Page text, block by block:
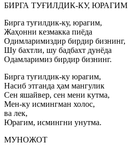
БИРГА ТУҒИЛДИК-КУ, ЮРАГИМ
Бирга туғилдик-ку, юрагим,
Жаҳонни кезмакка пиёда
Одимларимиздир бирдир бизнинг,
Шу бахтли, шу бадбахт дунёда
Одамларимиз бирдир бизнинг.
Бирга туғилдик-ку юрагим,
Насиб этганда ҳам мангулик
Сен яшайвер, сен мени кутма,
Мен-ку исмингман холос,
ва лек,
Юрагим, исмингни унутма.
МУНОЖОТ